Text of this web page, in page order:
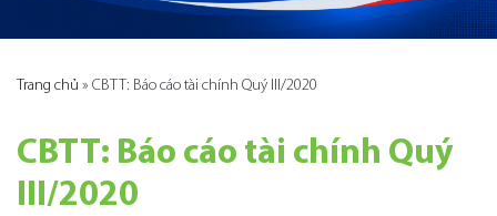
Trang chủ » CBTT: Báo cáo tài chính Quý III/2020
CBTT: Báo cáo tài chính Quý
III/2020